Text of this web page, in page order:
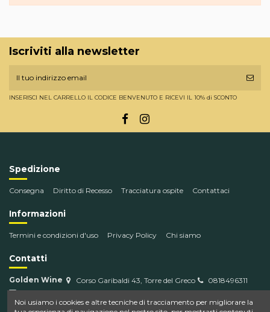
Iscriviti alla newsletter
INSERISCI NEL CARRELLO IL CODICE BENVENUTO E RICEVI IL 10% di SCONTO
Spedizione
Consegna Diritto di Recesso Tracciatura ospite Contattaci
Informazioni
Termini e condizioni d'uso Privacy Policy Chi siamo
Contatti
Golden Wine Corso Garibaldi 43, Torre del Greco
0818496311
info@goldenwine.com
Noi usiamo i cookies e altre tecniche di tracciamento per migliorare la